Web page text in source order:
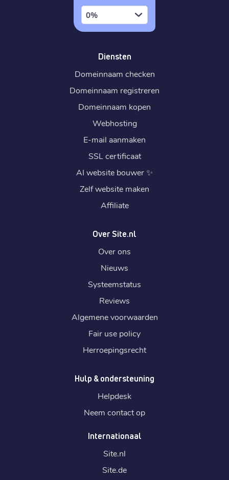
0%
Diensten
Domeinnaam checken
Domeinnaam registreren
Domeinnaam kopen
Webhosting
E-mail aanmaken
SSL certificaat
AI website bouwer✨
Zelf website maken
Affiliate
Over Site.nl
Over ons
Nieuws
Systeemstatus
Reviews
Algemene voorwaarden
Fair use policy
Herroepingsrecht
Hulp & ondersteuning
Helpdesk
Neem contact op
Internationaal
Site.nl
Site.de